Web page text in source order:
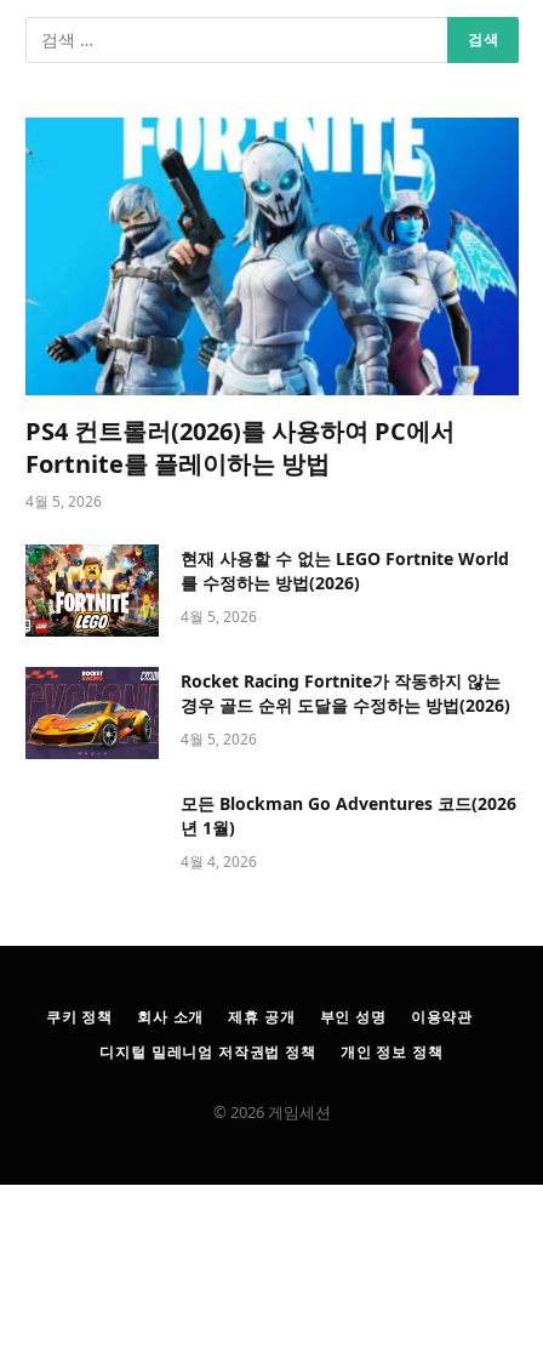
PS4 컨트롤러(2026)를 사용하여 PC에서
Fortnite를 플레이하는 방법
4월 5, 2026
현재 사용할 수 없는 LEGO Fortnite World
를 수정하는 방법(2026)
4월 5, 2026
Rocket Racing Fortnite가 작동하지 않는
경우 골드 순위 도달을 수정하는 방법(2026)
4월 5, 2026
모든 Blockman Go Adventures 코드(2026
년 1월)
4월 4, 2026
쿠키 정책 회사 소개 제휴 공개 부인 성명
이용약관
디지털 밀레니엄 저작권법 정책
개인 정보 정책
© 2026 게임세션